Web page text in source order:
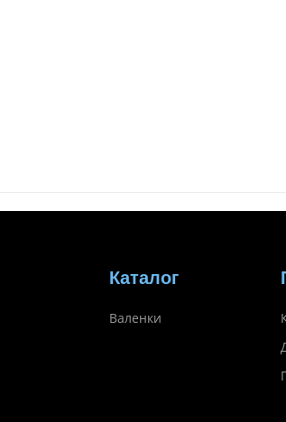
Каталог
Валенки